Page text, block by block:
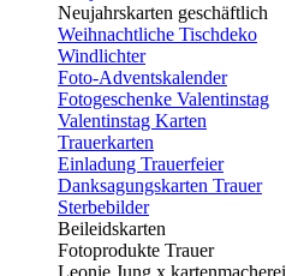
Neujahrskarten geschäftlich
Weihnachtliche Tischdeko
Windlichter
Foto-Adventskalender
Fotogeschenke Valentinstag
Valentinstag Karten
Trauerkarten
Einladung Trauerfeier
Danksagungskarten Trauer
Sterbebilder
Beileidskarten
Fotoprodukte Trauer
Leonie Jung x kartenmacherei